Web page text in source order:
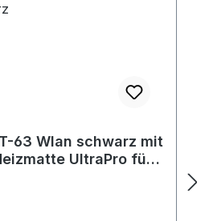
63 Wlan schwarz mit
UltraPro für